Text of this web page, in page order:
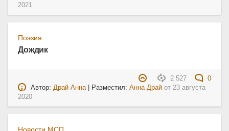
2021
Поэзия
Дождик
2 527
0
Автор:Драй Анна| Разместил:Анна Драй от23 августа
2020